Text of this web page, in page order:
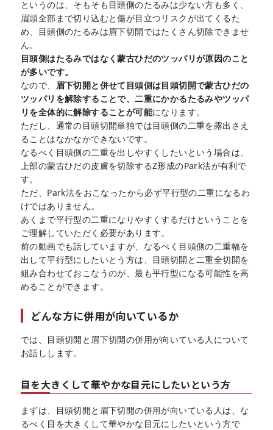
というのは、そもそも目頭側のたるみは少ない方も多く、
眉頭全部まで切り込むと傷が目立つリスクが出てくるた
め、目頭側のたるみは眉下切開ではたくさん切除できませ
ん。
目頭側はたるみではなく蒙古ひだのツッパリが原因のこと
が多いです。
なので、 眉下切開と併せて目頭側は目頭切開で蒙古ひだの
ツッパリを解除することで、二重にかかるたるみやツッパ
リを全体的に解除することが可能になります。
ただし、通常の目頭切開単独では目頭側の二重を露出さえ
ることはなかなかできないです。
なるべく目頭側の二重を出しやすくしたいという場合は、
上部の蒙古ひだの皮膚を切除するZ形成のPark法が有利で
す。
ただ、Park法をおこなったから必ず平行型の二重になるわ
けではありません。
あくまで平行型の二重になりやすくするだけということを
ご理解していただく必要があります。
前の動画でも話していますが、なるべく目頭側の二重幅を
出して平行型にしたいとう方は、目頭切開と二重全切開を
組み合わせておこなうのが、最も平行型になる可能性を高
めることができます。
どんな方に併用が向いているか
では、目頭切開と眉下切開の併用が向いている人について
お話しします。
目を大きくして華やかな目元にしたいという方
まずは、目頭切開と眉下切開の併用が向いている人は、な
るべく目を大きくして華やかな目元にしたいという方で